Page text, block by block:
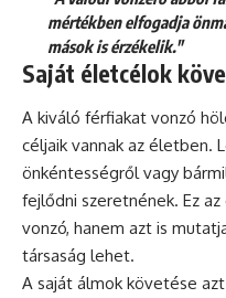
mértékben elfogadja
mások is érzékelik."
Saját életcélok
A kiváló férfiakat vonzó
céljaik vannak az életben.
önkéntességről vagy
fejlődni szeretnének. Ez
vonzó, hanem azt is
társaság lehet.
A saját álmok követése